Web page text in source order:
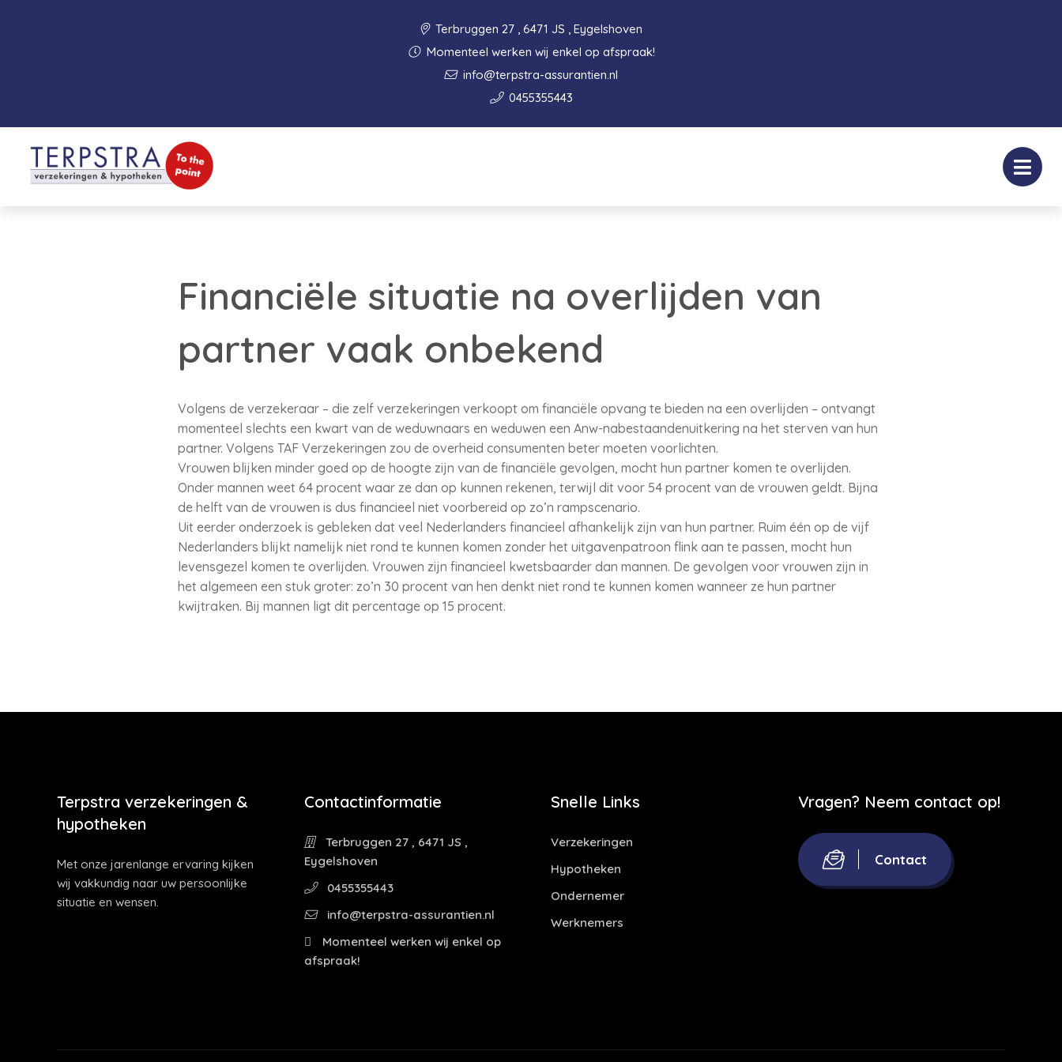
Terbruggen 27 , 6471 JS , Eygelshoven
Momenteel werken wij enkel op afspraak!
info@terpstra-assurantien.nl
0455355443
Financiële situatie na overlijden van
partner vaak onbekend
Volgens de verzekeraar – die zelf verzekeringen verkoopt om financiële opvang te bieden na een overlijden – ontvangt
momenteel slechts een kwart van de weduwnaars en weduwen een Anw-nabestaandenuitkering na het sterven van hun
partner. Volgens TAF Verzekeringen zou de overheid consumenten beter moeten voorlichten.
Vrouwen blijken minder goed op de hoogte zijn van de financiële gevolgen, mocht hun partner komen te overlijden.
Onder mannen weet 64 procent waar ze dan op kunnen rekenen, terwijl dit voor 54 procent van de vrouwen geldt. Bijna
de helft van de vrouwen is dus financieel niet voorbereid op zo’n rampscenario.
Uit eerder onderzoek is gebleken dat veel Nederlanders financieel afhankelijk zijn van hun partner. Ruim één op de vijf
Nederlanders blijkt namelijk niet rond te kunnen komen zonder het uitgavenpatroon flink aan te passen, mocht hun
levensgezel komen te overlijden. Vrouwen zijn financieel kwetsbaarder dan mannen. De gevolgen voor vrouwen zijn in
het algemeen een stuk groter: zo’n 30 procent van hen denkt niet rond te kunnen komen wanneer ze hun partner
kwijtraken. Bij mannen ligt dit percentage op 15 procent.
Terpstra verzekeringen &
hypotheken
Met onze jarenlange ervaring kijken
wij vakkundig naar uw persoonlijke
situatie en wensen.
Contactinformatie
Terbruggen 27 , 6471 JS ,
Eygelshoven
0455355443
info@terpstra-assurantien.nl
Momenteel werken wij enkel op
afspraak!
Snelle Links
Verzekeringen
Hypotheken
Ondernemer
Werknemers
Vragen? Neem contact op!
Contact